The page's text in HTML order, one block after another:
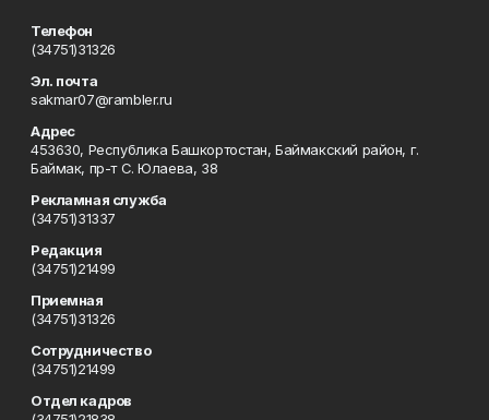
Телефон
(34751)31326
Эл. почта
sakmar07@rambler.ru
Адрес
453630, Республика Башкортостан, Баймакский район, г.
Баймак, пр-т С. Юлаева, 38
Рекламная служба
(34751)31337
Редакция
(34751)21499
Приемная
(34751)31326
Сотрудничество
(34751)21499
Отдел кадров